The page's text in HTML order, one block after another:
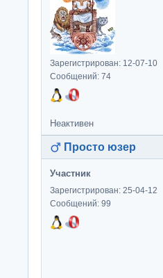
Зарегистрирован: 12-07-10
Сообщений: 74
Неактивен
Просто юзер
Участник
Зарегистрирован: 25-04-12
Сообщений: 99